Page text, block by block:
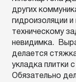
других
гидроизоляции
техническому
невидимка.
делается стяжка
укладка плитки
Обязательно